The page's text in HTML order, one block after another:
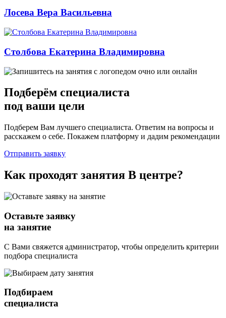
Лосева Вера Васильевна
Столбова Екатерина Владимировна
Подберём специалиста
под ваши цели
Подберем Вам лучшего специалиста. Ответим на вопросы и
расскажем о себе. Покажем платформу и дадим рекомендации
Отправить заявку
Как проходят занятия В центре?
Оставьте заявку
на занятие
С Вами свяжется администратор, чтобы определить критерии
подбора специалиста
Подбираем
специалиста